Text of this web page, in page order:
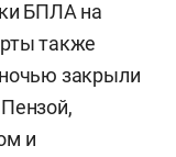
БПЛА на
также
закрыли
и